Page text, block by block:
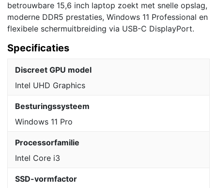
betrouwbare 15,6 inch laptop zoekt met snelle opslag,
moderne DDR5 prestaties, Windows 11 Professional en
flexibele schermuitbreiding via USB-C DisplayPort.
Specificaties
Discreet GPU model
Intel UHD Graphics
Besturingssysteem
Windows 11 Pro
Processorfamilie
Intel Core i3
SSD-vormfactor